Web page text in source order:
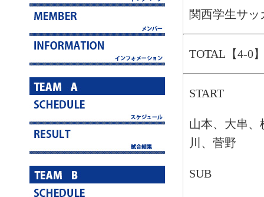
関西学生サ
TOTAL【4-0
START
山本、大串
川、菅野
SUB